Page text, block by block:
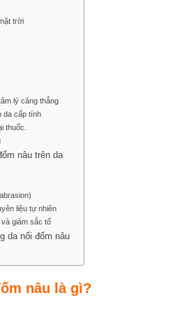
trời
lý căng thẳng
da cấp tính
thuốc.
nâu trên da
liệu tự nhiên
giảm sắc tố
da nổi đốm nâu
nâu là gì?